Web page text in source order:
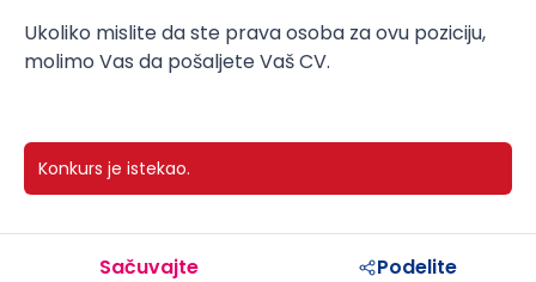
Ukoliko mislite da ste prava osoba za ovu poziciju,
molimo Vas da pošaljete Vaš CV.
Konkurs je istekao.
Sačuvajte Podelite